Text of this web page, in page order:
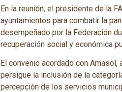
En la reunión, el presidente de la
ayuntamientos para combatir la
desempeñado por la Federación
recuperación social y económica
El convenio acordado con
persigue la inclusión de la
percepción de los servicios